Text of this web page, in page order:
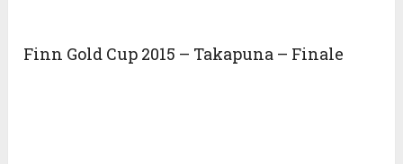
Finn Gold Cup 2015 – Takapuna – Finale